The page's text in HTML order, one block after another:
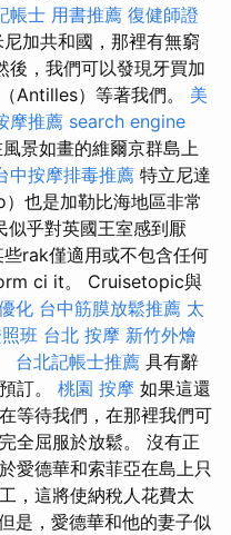
帳士 用書推薦 復健師證
加共和國，那裡有無窮
後，我們可以發現牙買加
Antilles）等著我們。 美
摩推薦 search engine
景如畫的維爾京群島上
中按摩排毒推薦 特立尼達
也是加勒比海地區非常
乎對英國王室感到厭
rak僅適用或不包含任何
ci it。 Cruisetopic與
化 台中筋膜放鬆推薦 太
班 台北 按摩 新竹外燴
台北記帳士推薦 具有辭
訂。 桃園 按摩 如果這還
等待我們，在那裡我們可
全屈服於放鬆。 沒有正
愛德華和索菲亞在島上只
，這將使納稅人花費太
是，愛德華和他的妻子似